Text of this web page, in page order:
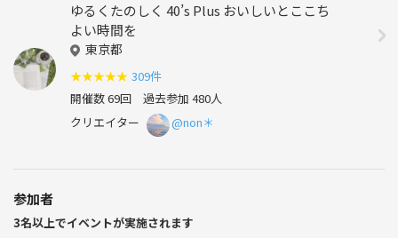
ゆるくたのしく 40’s Plus おいしいとここち
よい時間を
東京都
★★★★★ 309件
開催数 69回 過去参加 480人
クリエイター
@non＊
参加者
3名以上でイベントが実施されます